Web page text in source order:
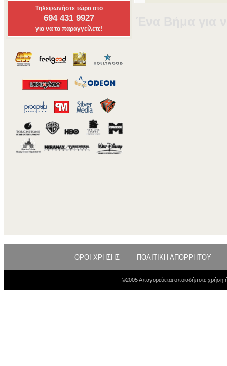
Τηλεφωνήστε τώρα στο
694 431 9927
για να τα παραγγείλετε!
ΟΡΟΙ ΧΡΗΣΗΣ ΠΟΛΙΤΙΚΗ ΑΠΟΡΡΗΤΟΥ
©2005 Απαγορεύεται οποιαδήποτε χρήση